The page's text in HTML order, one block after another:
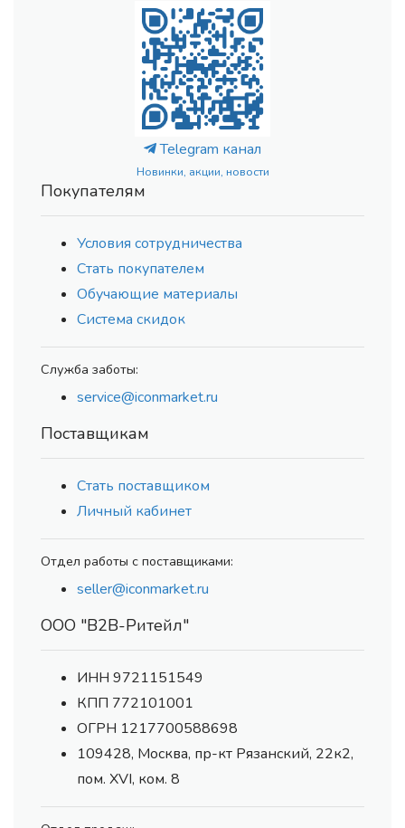
Telegram канал
Новинки, акции, новости
Покупателям
Условия сотрудничества
Стать покупателем
Обучающие материалы
Система скидок
Служба заботы:
service@iconmarket.ru
Поставщикам
Стать поставщиком
Личный кабинет
Отдел работы с поставщиками:
seller@iconmarket.ru
ООО "В2В-Ритейл"
ИНН 9721151549
КПП 772101001
ОГРН 1217700588698
109428, Москва, пр-кт Рязанский, 22к2,
пом. XVI, ком. 8